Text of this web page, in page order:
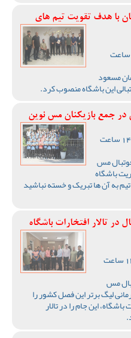
با هدف تقویت تیم‌ های
سه‌شنبه 23 تیر ماه 1405 ساعت
مسعود
این باشگاه منصوب کرد.
جمع بازیکنان مس نوین
پنج‌شنبه 28 خرداد ماه 1405 ساعت
مس
باشگاه
به آن ها تبریک و خسته نباشید
در تالار افتخارات باشگاه
یکشنبه 24 خرداد ماه 1405 ساعت
مس
لیگ برتر این فصل کشور را
این جام را در تالار